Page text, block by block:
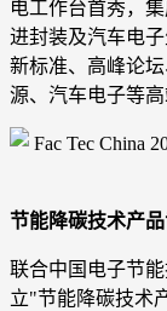
电工作台首秀，
进封装及汽车电
新标准、高峰论
源、汽车电子等高
节能降碳技术产
联合中国电子节
立"节能降碳技术